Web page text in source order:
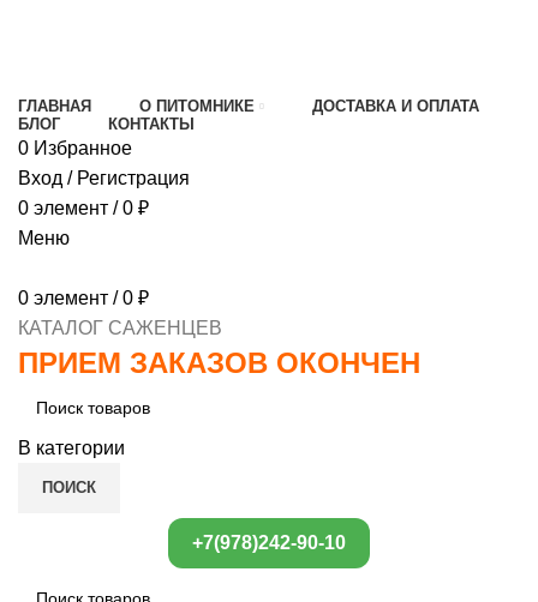
ГЛАВНАЯ О ПИТОМНИКЕ
ДОСТАВКА И ОПЛАТА
БЛОГ
КОНТАКТЫ
0 Избранное
Вход / Регистрация
0 элемент / 0 ₽
Меню
0 элемент / 0 ₽
КАТАЛОГ САЖЕНЦЕВ
ПРИЕМ ЗАКАЗОВ ОКОНЧЕН
В категории
ПОИСК
+7(978)242-90-10